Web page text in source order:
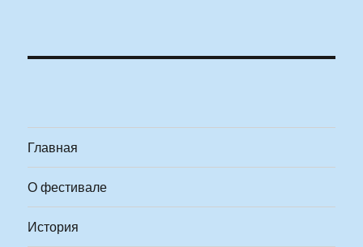
Главная
О фестивале
История